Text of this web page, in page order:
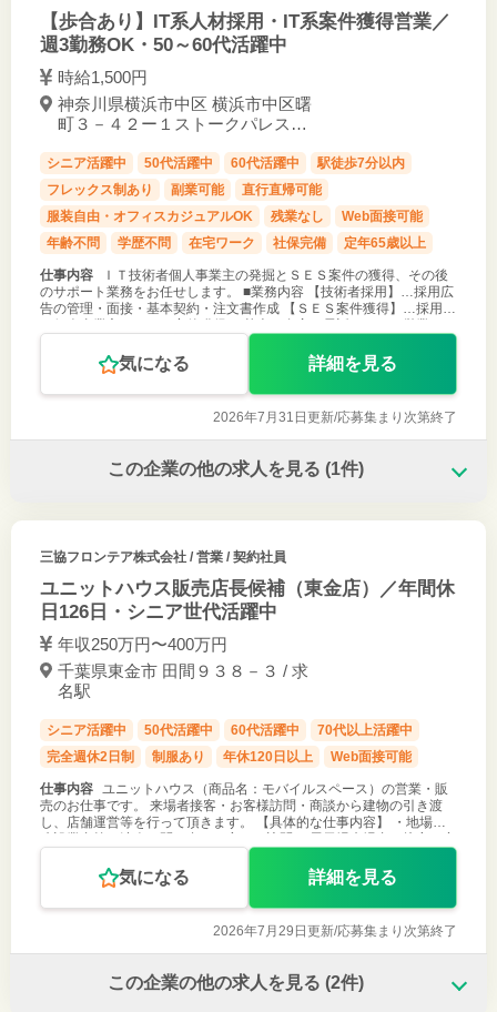
【歩合あり】IT系人材採用・IT系案件獲得営業／
週3勤務OK・50～60代活躍中
時給1,500円
神奈川県横浜市中区 横浜市中区曙
町３－４２ー１ストークパレス横
シニア活躍中 50代活躍中 60代活躍中
駅徒歩7分以内
フレックス制あり
副業可能
直行直帰可能
服装自由・オフィスカジュアルOK
残業なし
Web面接可能
年齢不問
学歴不問 在宅ワーク 社保完備 定年65歳以上
仕事内容
ＩＴ技術者個人事業主の発掘とＳＥＳ案件の獲得、その後
のサポート業務をお任せします。 ■業務内容 【技術者採用】…採用広
告の管理・面接・基本契約・注文書作成 【ＳＥＳ案件獲得】…採用し
気になる 詳細を見る
2026年7月31日更新/応募集まり次第終了
この企業の他の求人を見る (1件)
三協フロンテア株式会社/ 営業 / 契約社員
ユニットハウス販売店長候補（東金店）／年間休
日126日・シニア世代活躍中
年収250万円〜400万円
千葉県東金市 田間９３８－３ / 求
名駅
シニア活躍中 50代活躍中 60代活躍中
70代以上活躍中
完全週休2日制
制服あり 年休120日以上 Web面接可能
仕事内容 ユニットハウス（商品名：モバイルスペース）の営業・販
売のお仕事です。 来場者接客・お客様訪問・商談から建物の引き渡
し、店舗運営等を行って頂きます。 【具体的な仕事内容】 ・地場の
気になる 詳細を見る
2026年7月29日更新/応募集まり次第終了
この企業の他の求人を見る (2件)